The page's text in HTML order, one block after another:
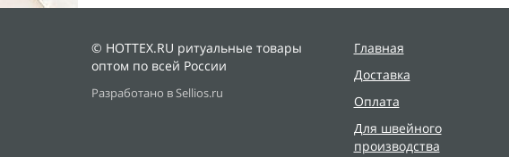
© HOTTEX.RU ритуальные товары
оптом по всей России
Разработано в Sellios.ru
Главная
Доставка
Оплата
Для швейного
производства